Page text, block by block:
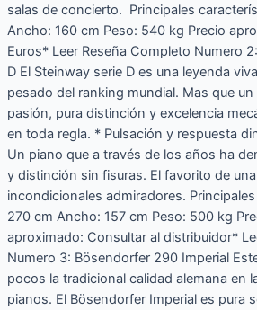
salas de concierto. Principales
Ancho: 160 cm Peso: 540 kg Precio
Euros* Leer Reseña Completo Numero
D El Steinway serie D es una leyenda
pesado del ranking mundial. Mas que
pasión, pura distinción y excelencia
en toda regla. * Pulsación y respuesta
Un piano que a través de los años ha
y distinción sin fisuras. El favorito de
incondicionales admiradores.
270 cm Ancho: 157 cm Peso: 500 kg
aproximado: Consultar al distribuidor*
Numero 3: Bösendorfer 290 Imperial
pocos la tradicional calidad alemana en
pianos. El Bösendorfer Imperial es pura